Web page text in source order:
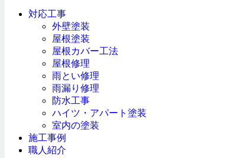
対応工事
外壁塗装
屋根塗装
屋根カバー工法
屋根修理
雨とい修理
雨漏り修理
防水工事
ハイツ・アパート塗装
室内の塗装
施工事例
職人紹介